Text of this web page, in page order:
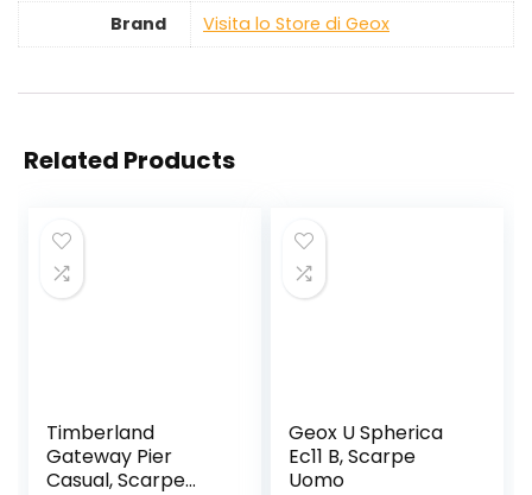
Brand Visita lo Store di Geox
Related Products
Timberland
Gateway Pier
Casual, Scarpe
Geox U Spherica
Ec11 B, Scarpe
Uomo